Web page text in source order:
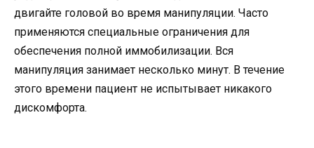
двигайте головой во время манипуляции. Часто
применяются специальные ограничения для
обеспечения полной иммобилизации. Вся
манипуляция занимает несколько минут. В течение
этого времени пациент не испытывает никакого
дискомфорта.